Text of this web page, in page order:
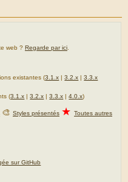
web ? Regarde par ici.
existantes (3.1.x |3.2.x |3.3.x
(3.1.x |3.2.x |3.3.x |4.0.x)
🎨 Styles présentés ★ Toutes autres
sur GitHub